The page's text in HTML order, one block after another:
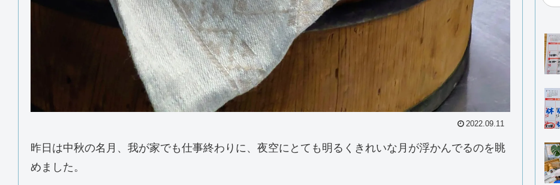
2022.09.11
昨日は中秋の名月、我が家でも仕事終わりに、夜空にとても明るくきれいな月が浮かんでるのを眺
めました。